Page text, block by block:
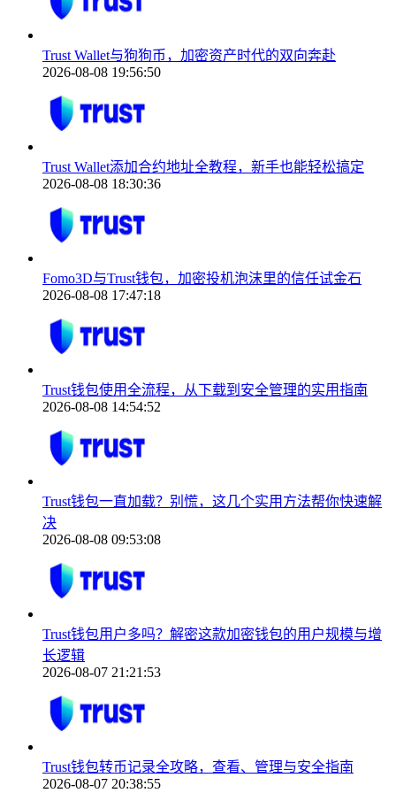
Trust Wallet与狗狗币，加密资产时代的双向奔赴
2026-08-08 19:56:50
Trust Wallet添加合约地址全教程，新手也能轻松搞定
2026-08-08 18:30:36
Fomo3D与Trust钱包，加密投机泡沫里的信任试金石
2026-08-08 17:47:18
Trust钱包使用全流程，从下载到安全管理的实用指南
2026-08-08 14:54:52
Trust钱包一直加载？别慌，这几个实用方法帮你快速解
决
2026-08-08 09:53:08
Trust钱包用户多吗？解密这款加密钱包的用户规模与增
长逻辑
2026-08-07 21:21:53
Trust钱包转币记录全攻略，查看、管理与安全指南
2026-08-07 20:38:55